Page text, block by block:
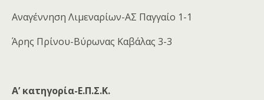
Αναγέννηση Λιμεναρίων-ΑΣ Παγγαίο 1-1
Άρης Πρίνου-Βύρωνας Καβάλας 3-3
Α’ κατηγορία-Ε.Π.Σ.Κ.